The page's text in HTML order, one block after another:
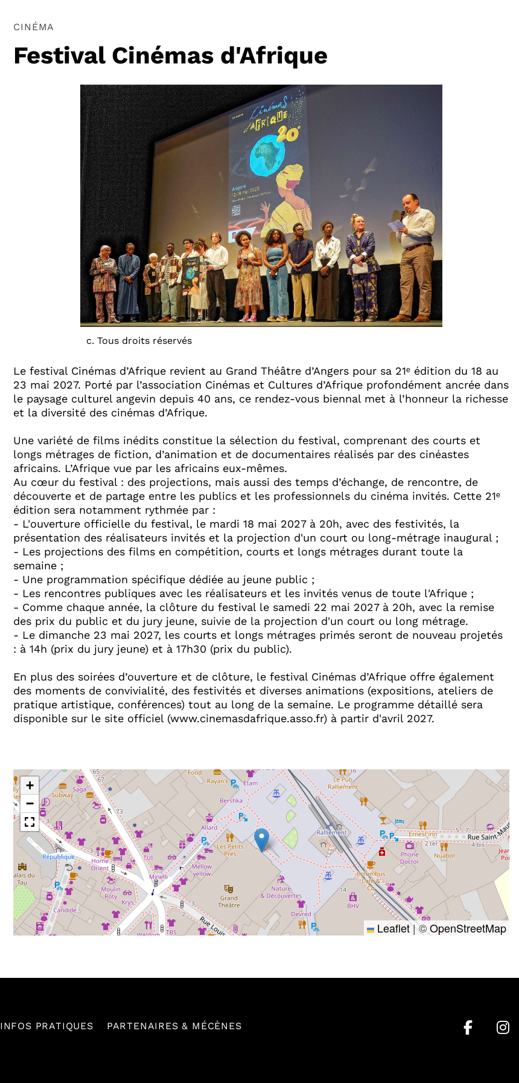
CINÉMA
Festival Cinémas d'Afrique
c. Tous droits réservés
Le festival Cinémas d’Afrique revient au Grand Théâtre d’Angers pour sa 21ᵉ édition du 18 au
23 mai 2027. Porté par l’association Cinémas et Cultures d’Afrique profondément ancrée dans
le paysage culturel angevin depuis 40 ans, ce rendez-vous biennal met à l’honneur la richesse
et la diversité des cinémas d’Afrique.​
Une variété de films inédits constitue la sélection du festival, comprenant des courts et
longs métrages de fiction, d’animation et de documentaires réalisés par des cinéastes
africains. L’Afrique vue par les africains eux-mêmes.​
Au cœur du festival : des projections, mais aussi des temps d’échange, de rencontre, de
découverte et de partage entre les publics et les professionnels du cinéma invités. Cette 21ᵉ
édition sera notamment rythmée par :​
- L'ouverture officielle du festival, le mardi 18 mai 2027 à 20h, avec des festivités, la
présentation des réalisateurs invités et la projection d'un court ou long-métrage inaugural ;​
- Les projections des films en compétition, courts et longs métrages durant toute la
semaine ;​
- Une programmation spécifique dédiée au jeune public ;​
- Les rencontres publiques avec les réalisateurs et les invités venus de toute l'Afrique ;​
- Comme chaque année, la clôture du festival le samedi 22 mai 2027 à 20h, avec la remise
des prix du public et du jury jeune, suivie de la projection d'un court ou long métrage.​
- Le dimanche 23 mai 2027, les courts et longs métrages primés seront de nouveau projetés
: à 14h (prix du jury jeune) et à 17h30 (prix du public).​
En plus des soirées d’ouverture et de clôture, le festival Cinémas d’Afrique offre également
des moments de convivialité, des festivités et diverses animations (expositions, ateliers de
pratique artistique, conférences) tout au long de la semaine. Le programme détaillé sera
disponible sur le site officiel (www.cinemasdafrique.asso.fr) à partir d'avril 2027.​
+
−
Leaflet|©OpenStreetMap
INFOS PRATIQUES PARTENAIRES & MÉCÈNES